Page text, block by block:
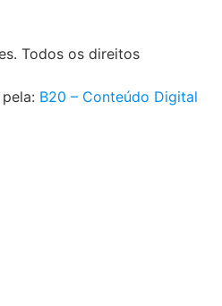
Todos os direitos
B20 – Conteúdo Digital